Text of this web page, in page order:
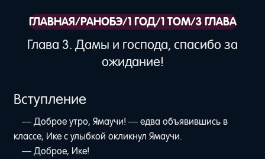
ГЛАВНАЯ/РАНОБЭ/1 ГОД/1 ТОМ/3 ГЛАВА
Глава 3. Дамы и господа, спасибо за
ожидание!
Вступление
— Доброе утро, Ямаучи! — едва объявившись в
классе, Ике с улыбкой окликнул Ямаучи.
— Доброе, Ике!